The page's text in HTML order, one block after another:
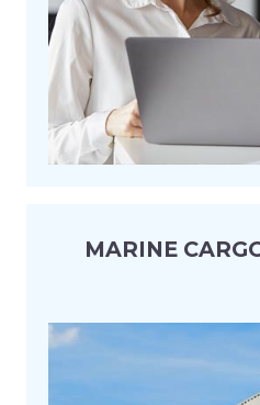
MARINE